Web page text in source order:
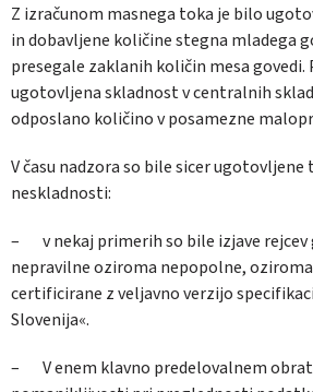
Z izračunom masnega toka je bilo
in dobavljene količine stegna mladega
presegale zaklanih količin mesa govedi.
ugotovljena skladnost v centralnih
odposlano količino v posamezne
V času nadzora so bile sicer ugotovljene
neskladnosti:
– v nekaj primerih so bile izjave rejcev
nepravilne oziroma nepopolne,
certificirane z veljavno verzijo
Slovenija«.
– V enem klavno predelovalnem